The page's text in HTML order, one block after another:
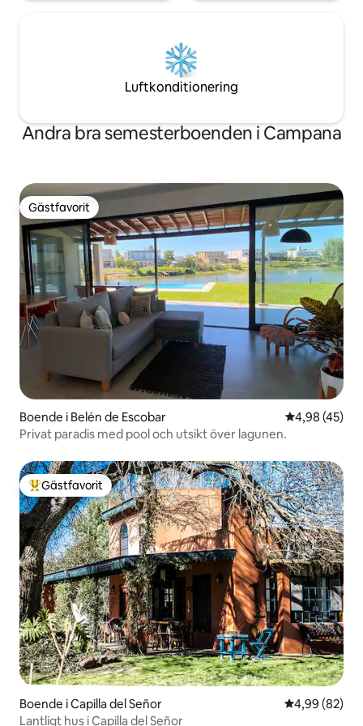
Luftkonditionering
Andra bra semesterboenden i Campana
Gästfavorit
Gästfavorit
Boende i Belén de Escobar 4,98 av 5 i
4,98 (45)
Privat paradis med pool och utsikt över lagunen.
Populär gästfavorit
Gästfavorit
Boende i Capilla del Señor 4,99 av 5 i
4,99 (82)
Lantligt hus i Capilla del Señor